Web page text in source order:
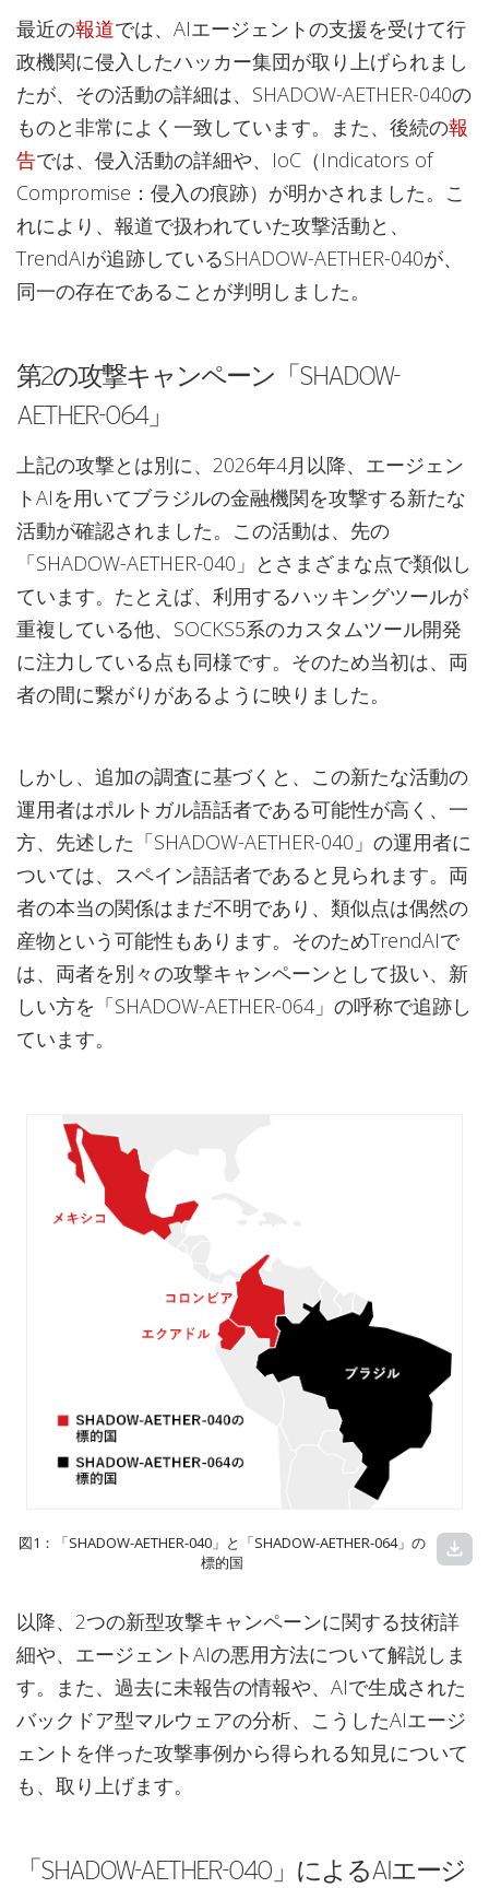
最近の報道では、AIエージェントの支援を受けて行
政機関に侵入したハッカー集団が取り上げられまし
たが、その活動の詳細は、SHADOW-AETHER-040の
ものと非常によく一致しています。また、後続の報
告では、侵入活動の詳細や、IoC（Indicators of
Compromise：侵入の痕跡）が明かされました。こ
れにより、報道で扱われていた攻撃活動と、
TrendAIが追跡しているSHADOW-AETHER-040が、
同一の存在であることが判明しました。
第2の攻撃キャンペーン「SHADOW-
AETHER-064」
上記の攻撃とは別に、2026年4月以降、エージェン
トAIを用いてブラジルの金融機関を攻撃する新たな
活動が確認されました。この活動は、先の
「SHADOW-AETHER-040」とさまざまな点で類似し
ています。たとえば、利用するハッキングツールが
重複している他、SOCKS5系のカスタムツール開発
に注力している点も同様です。そのため当初は、両
者の間に繋がりがあるように映りました。
しかし、追加の調査に基づくと、この新たな活動の
運用者はポルトガル語話者である可能性が高く、一
方、先述した「SHADOW-AETHER-040」の運用者に
ついては、スペイン語話者であると見られます。両
者の本当の関係はまだ不明であり、類似点は偶然の
産物という可能性もあります。そのためTrendAIで
は、両者を別々の攻撃キャンペーンとして扱い、新
しい方を「SHADOW-AETHER-064」の呼称で追跡し
ています。
図1：「SHADOW-AETHER-040」と「SHADOW-AETHER-064」の
標的国
download
以降、2つの新型攻撃キャンペーンに関する技術詳
細や、エージェントAIの悪用方法について解説しま
す。また、過去に未報告の情報や、AIで生成された
バックドア型マルウェアの分析、こうしたAIエージ
ェントを伴った攻撃事例から得られる知見について
も、取り上げます。
「SHADOW-AETHER-040」によるAIエージ